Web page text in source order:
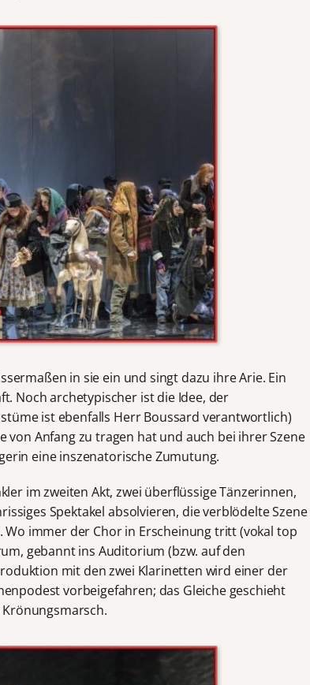
in sie ein und singt dazu ihre Arie. Ein
Noch archetypischer ist die Idee, der
ist ebenfalls Herr Boussard verantwortlich)
von Anfang zu tragen hat und auch bei ihrer Szene
eine inszenatorische Zumutung.
im zweiten Akt, zwei überflüssige Tänzerinnen,
Spektakel absolvieren, die verblödelte Szene
immer der Chor in Erscheinung tritt (vokal top
gebannt ins Auditorium (bzw. auf den
mit den zwei Klarinetten wird einer der
vorbeigefahren; das Gleiche geschieht